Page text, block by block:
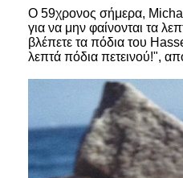
Ο 59χρονος σήμερα,
για να μην φαίνονται τα
βλέπετε τα πόδια του
λεπτά πόδια πετεινού!",